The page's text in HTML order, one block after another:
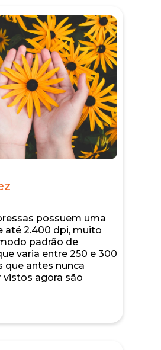
possuem uma
até 2.400 dpi, muito
padrão de
varia entre 250 e 300
que antes nunca
vistos agora são